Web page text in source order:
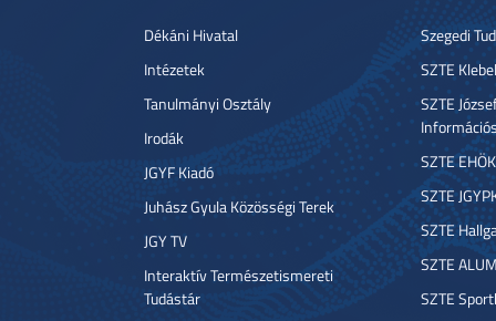
Dékáni Hivatal
Intézetek
Tanulmányi Osztály
Irodák
JGYF Kiadó
Juhász Gyula Közösségi Terek
JGY TV
Interaktív Természetismereti
Tudástár
Szegedi
SZTE
SZTE
SZTE EHÖK
SZTE
SZTE
SZTE
SZTE